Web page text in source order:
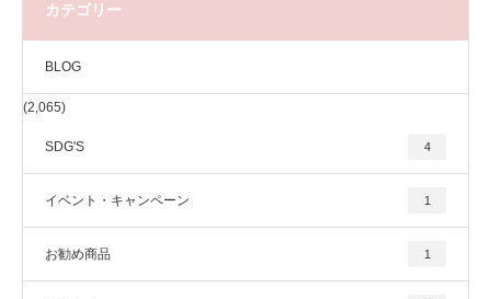
カテゴリー
BLOG
(2,065)
SDG'S 4
イベント・キャンペーン 1
お勧め商品 1